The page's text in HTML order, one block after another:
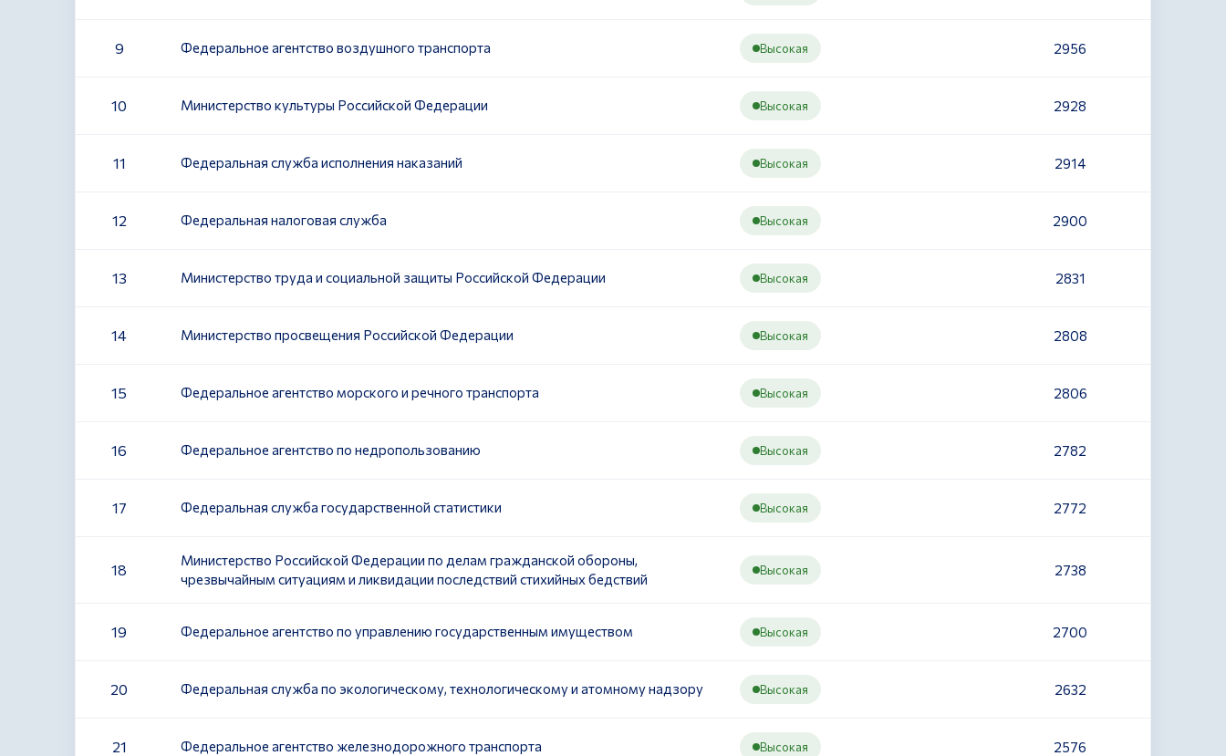
9 Федеральное агентство воздушного транспорта Высокая 2956
10 Министерство культуры Российской Федерации Высокая 2928
11 Федеральная служба исполнения наказаний Высокая 2914
12 Федеральная налоговая служба Высокая 2900
13 Министерство труда и социальной защиты Российской Федерации Высокая 2831
14 Министерство просвещения Российской Федерации Высокая 2808
15 Федеральное агентство морского и речного транспорта Высокая 2806
16 Федеральное агентство по недропользованию Высокая 2782
17 Федеральная служба государственной статистики Высокая 2772
18
Министерство Российской Федерации по делам гражданской обороны,
чрезвычайным ситуациям и ликвидации последствий стихийных бедствий
Высокая 2738
19 Федеральное агентство по управлению государственным имуществом Высокая 2700
20 Федеральная служба по экологическому, технологическому и атомному надзору Высокая 2632
21 Федеральное агентство железнодорожного транспорта Высокая 2576